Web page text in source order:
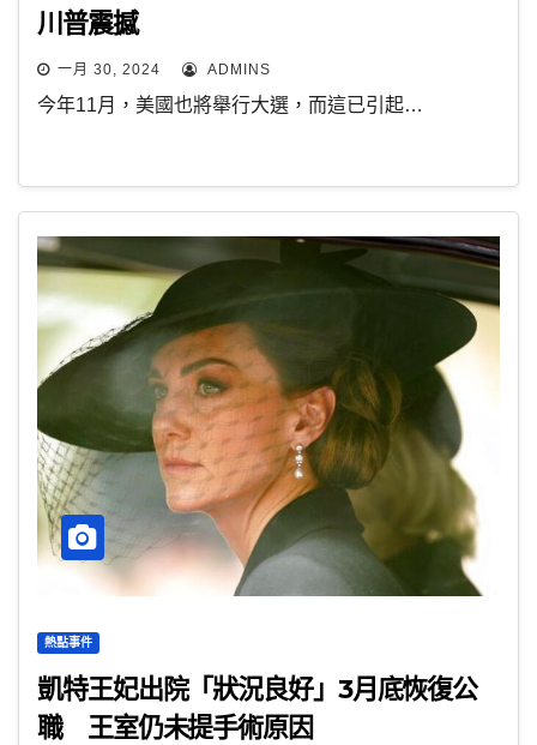
川普震撼
一月 30, 2024 ADMINS
今年11月，美國也將舉行大選，而這已引起…
熱點事件
凱特王妃出院「狀況良好」3月底恢復公
職 王室仍未提手術原因